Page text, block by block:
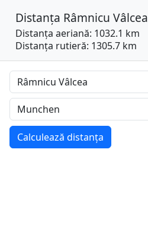
Distanța Râmnicu Vâlcea
Distanța aeriană: 1032.1 km
Distanța rutieră: 1305.7 km
Calculează distanța